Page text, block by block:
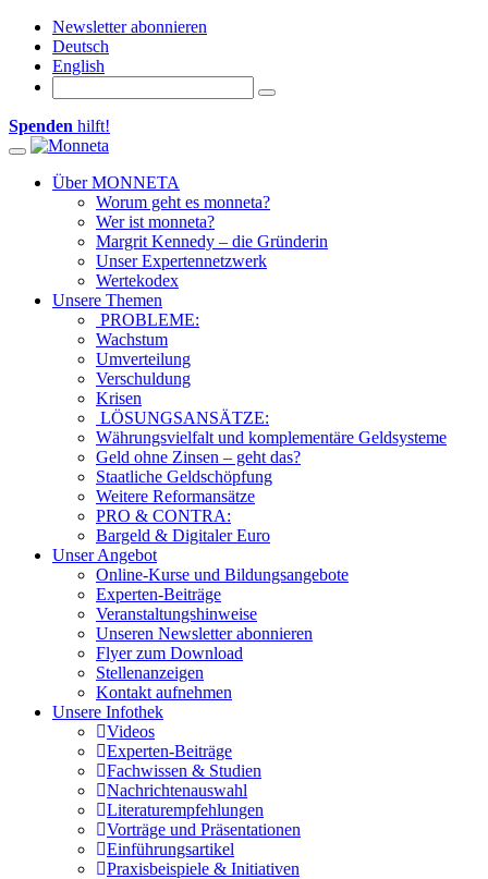
Newsletter abonnieren
Deutsch
English
Spenden hilft!
Toggle navigation
Über MONNETA
Worum geht es monneta?
Wer ist monneta?
Margrit Kennedy – die Gründerin
Unser Expertennetzwerk
Wertekodex
Unsere Themen
PROBLEME:
Wachstum
Umverteilung
Verschuldung
Krisen
LÖSUNGSANSÄTZE:
Währungsvielfalt und komplementäre Geldsysteme
Geld ohne Zinsen – geht das?
Staatliche Geldschöpfung
Weitere Reformansätze
PRO & CONTRA:
Bargeld & Digitaler Euro
Unser Angebot
Online-Kurse und Bildungsangebote
Experten-Beiträge
Veranstaltungshinweise
Unseren Newsletter abonnieren
Flyer zum Download
Stellenanzeigen
Kontakt aufnehmen
Unsere Infothek
Videos
Experten-Beiträge
Fachwissen & Studien
Nachrichtenauswahl
Literaturempfehlungen
Vorträge und Präsentationen
Einführungsartikel
Praxisbeispiele & Initiativen